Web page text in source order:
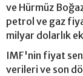
ve Hürmüz
petrol ve gaz
milyar dolarlık
IMF'nin fiyat
verileri ve son